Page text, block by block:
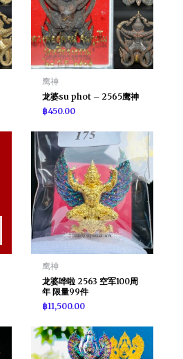
鹰神
龙婆su phot – 2565鹰神
฿450.00
鹰神
龙婆哗啦 2563 空军100周
年 限量99件
฿11,500.00